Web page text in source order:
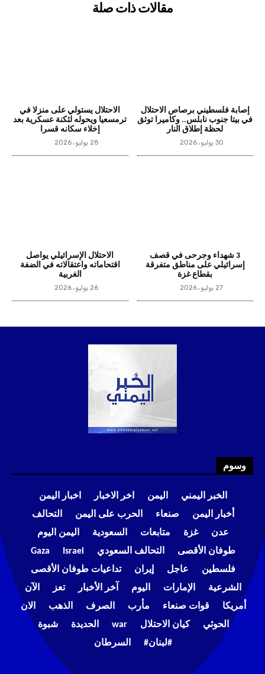
وسوم
الخبر اليمني اليمن اخر الاخبار
اخبار اليمن
أخبار اليمن
صنعاء الحرب على اليمن
التحالف
عدن
غزة متابعات السعودية
اليمن اليوم
طوفان الأقصى
التحالف السعودي Israel
Gaza
فلسطين
عاجل إيران
تداعيات طوفان الأقصى
الشرعية
الإمارات اليوم آخر الأخبار تعز
الآن
أمريكا
قوات صنعاء مأرب الصرف الذهب
الان
الحوثي
كيان الاحتلال war الحديدة
شبوة
#لبنان#
السرطان